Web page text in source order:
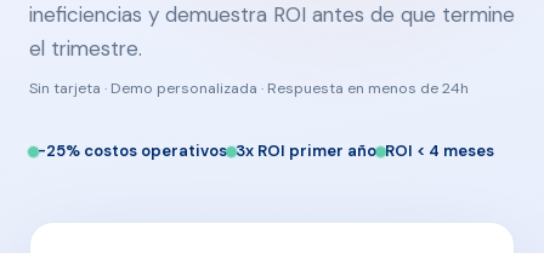
ineficiencias y demuestra ROI antes de que termine
el trimestre.
Sin tarjeta · Demo personalizada · Respuesta en menos de 24h
-25% costos operativos 3x ROI primer año ROI < 4 meses